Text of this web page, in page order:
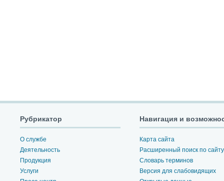
Рубрикатор
О службе
Деятельность
Продукция
Услуги
Навигация и
Карта сайта
Расширенный поиск по сайту
Словарь терминов
Версия для слабовидящих